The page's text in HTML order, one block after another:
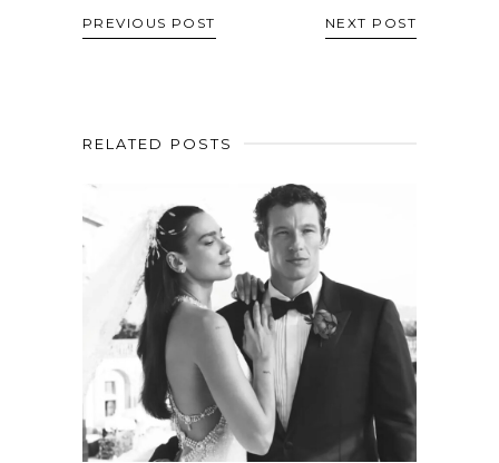
PREVIOUS POST NEXT POST
RELATED POSTS